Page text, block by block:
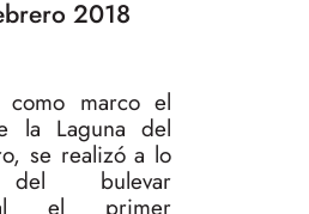
2018
como marco el
la Laguna del
se realizó a lo
bulevar
el primer